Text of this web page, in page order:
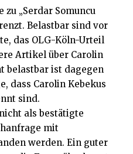
„Serdar Somuncu
Belastbar sind vor
das OLG-Köln-Urteil
Artikel über Carolin
belastbar ist dagegen
dass Carolin Kebekus
sind.
als bestätigte
mit
werden. Ein guter